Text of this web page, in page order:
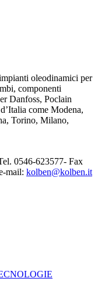
oleodinamici per
componenti
Danfoss, Poclain
come Modena,
Torino, Milano,
0546-623577- Fax
mail: kolben@kolben.it